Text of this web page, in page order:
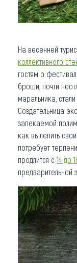
На весенней
коллективного
гостям о
броши, почти
маральника,
Создательница
запекаемой
как вылепить
потребует
продлится с 14 до
предварительной